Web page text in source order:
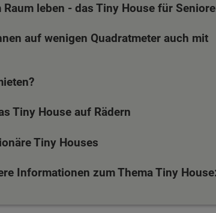
leben - das Tiny House für
auf wenigen Quadratmeter auch mit
Tiny House auf Rädern
Tiny Houses
Informationen zum Thema Tiny House: